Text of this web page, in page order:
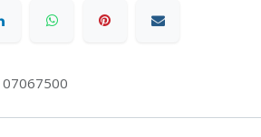
07067500